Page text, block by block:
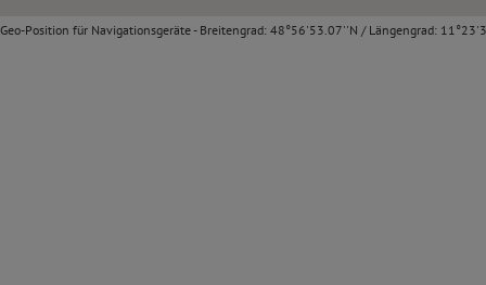
Geo-Position für Navigationsgeräte - Breitengrad: 48°56'53.07''N / Längengrad: